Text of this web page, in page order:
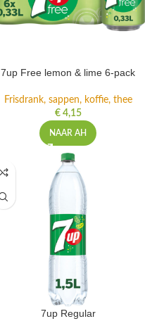
7up Free lemon & lime 6-pack
Frisdrank, sappen, koffie, thee
€4,15
NAAR AH
7up Regular